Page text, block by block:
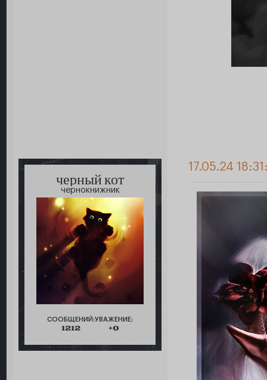
черный кот
чернокнижник
СООБЩЕНИЙ:
1212
УВАЖЕНИЕ:
+0
17.05.24